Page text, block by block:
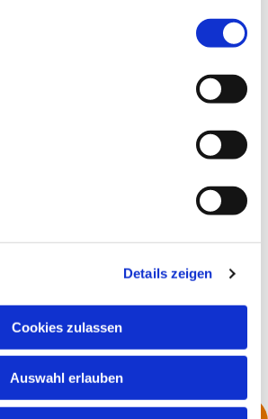
Details zeigen
Cookies zulassen
Auswahl erlauben
doch mal vorbei!